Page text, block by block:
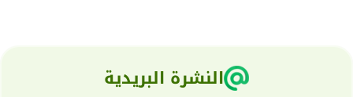
النشرة البريدية